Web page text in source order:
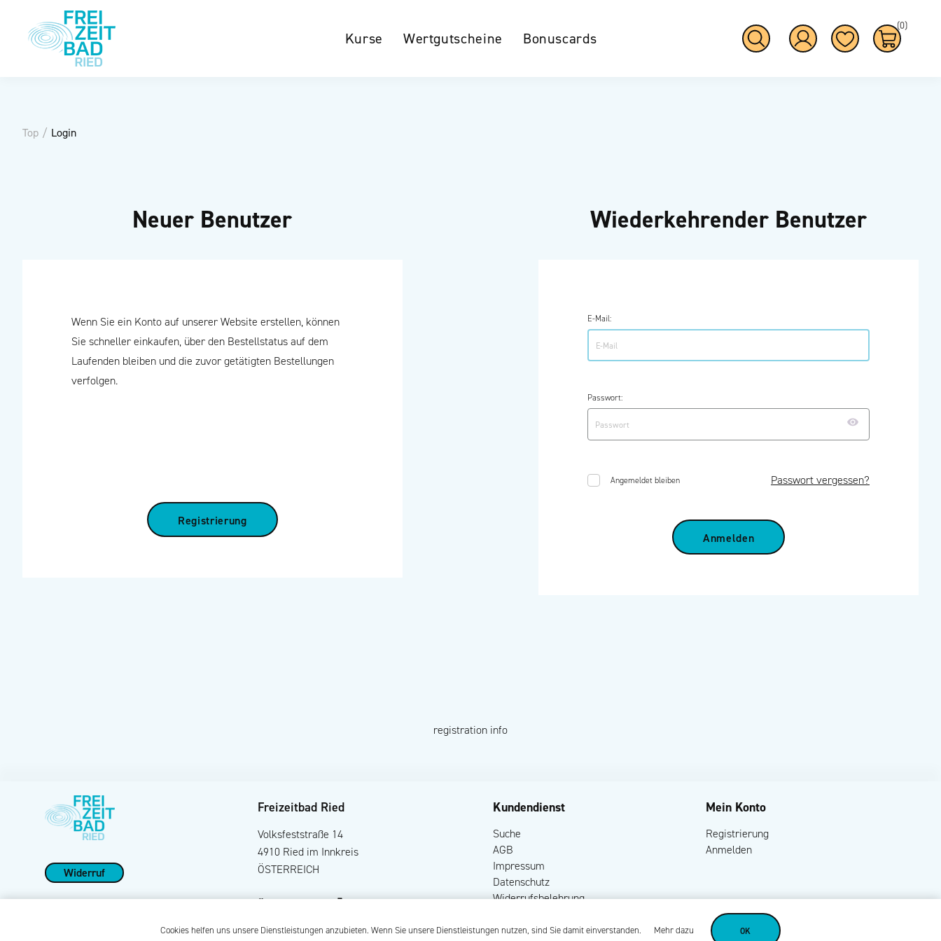
Kurse Wertgutscheine Bonuscards
(0)
Top / Login
Neuer Benutzer
Wenn Sie ein Konto auf unserer Website erstellen, können
Sie schneller einkaufen, über den Bestellstatus auf dem
Laufenden bleiben und die zuvor getätigten Bestellungen
verfolgen.
Registrierung
Wiederkehrender Benutzer
E-Mail:
Passwort:
Angemeldet bleiben Passwort vergessen?
Anmelden
registration info
Widerruf
Freizeitbad Ried
Volksfeststraße 14
4910 Ried im Innkreis
ÖSTERREICH
Kundendienst
Suche
AGB
Impressum
Datenschutz
Widerrufsbelehrung
Mein Konto
Registrierung
Anmelden
Cookies helfen uns unsere Dienstleistungen anzubieten. Wenn Sie unsere Dienstleistungen nutzen, sind Sie damit einverstanden. Mehr dazu OK